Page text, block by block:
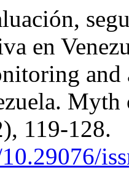
en
119-128.